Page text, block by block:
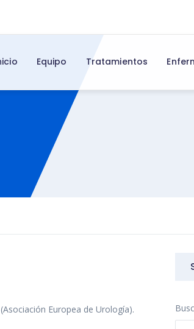
Equipo Tratamientos
Europea de Urología).